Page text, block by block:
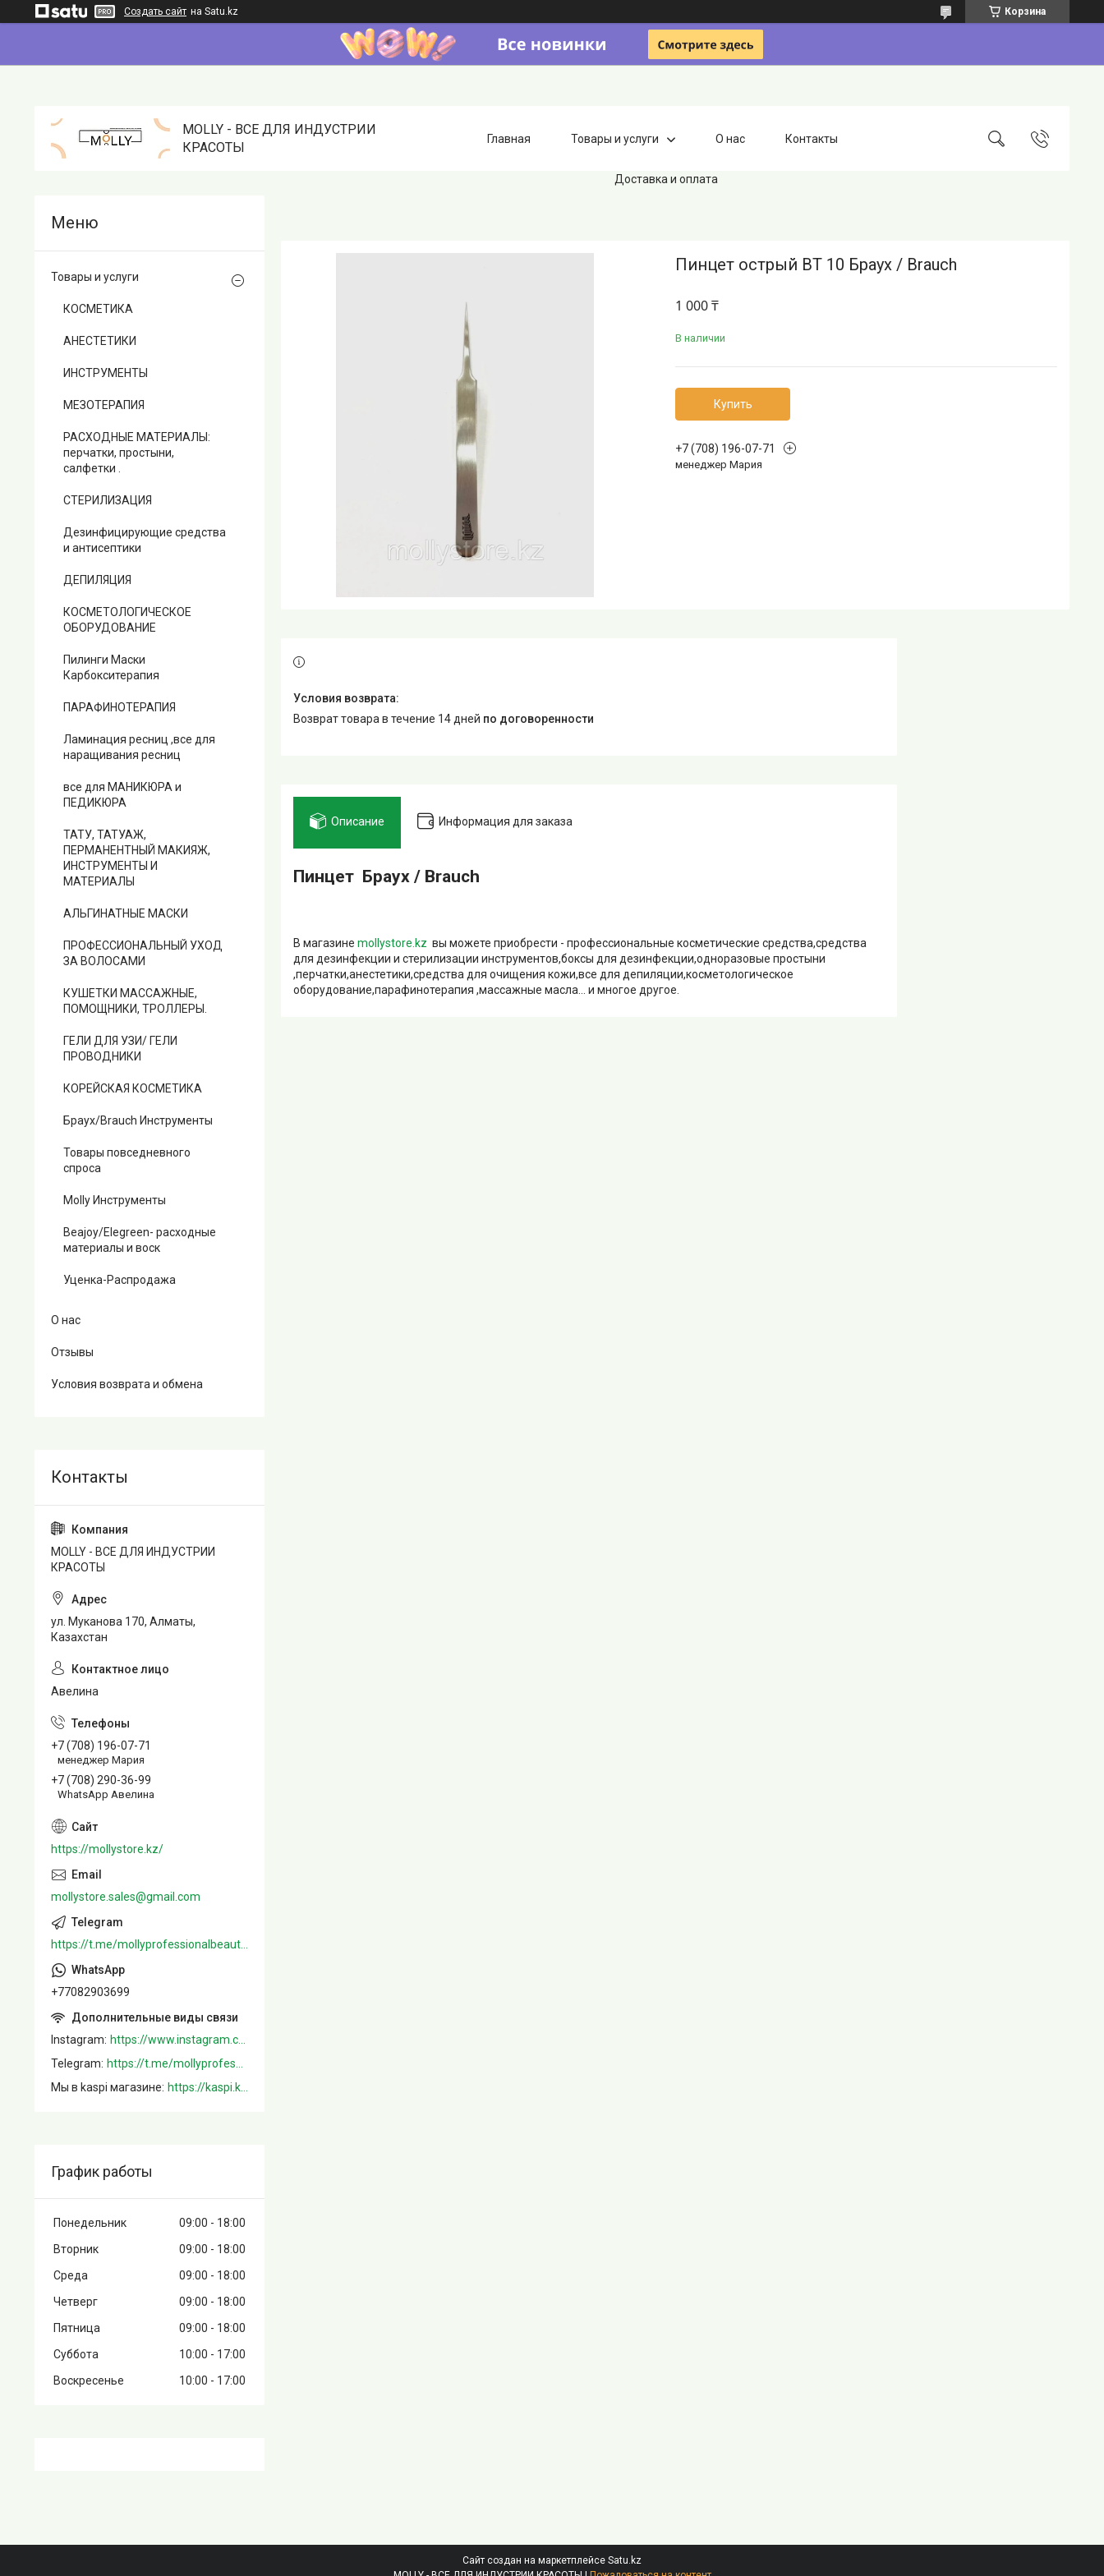
Создать сайт на Satu.kz Корзина
MOLLY - ВСЕ ДЛЯ ИНДУСТРИИ
КРАСОТЫ
Главная Товары и услуги О нас Контакты
Доставка и оплата
Пинцет острый BT 10 Браух / Brauch
1 000 ₸
В наличии
Купить
+7 (708) 196-07-71
менеджер Мария
возврат товара в течение 14 дней по договоренности
Описание Информация для заказа
Пинцет Браух / Brauch
В магазине mollystore.kz вы можете приобрести - профессиональные косметические средства,средства
для дезинфекции и стерилизации инструментов,боксы для дезинфекции,одноразовые простыни
,перчатки,анестетики,средства для очищения кожи,все для депиляции,косметологическое
оборудование,парафинотерапия ,массажные масла... и многое другое.
Товары и услуги
КОСМЕТИКА
АНЕСТЕТИКИ
ИНСТРУМЕНТЫ
МЕЗОТЕРАПИЯ
РАСХОДНЫЕ МАТЕРИАЛЫ:
перчатки, простыни,
салфетки .
СТЕРИЛИЗАЦИЯ
Дезинфицирующие средства
и антисептики
ДЕПИЛЯЦИЯ
КОСМЕТОЛОГИЧЕСКОЕ
ОБОРУДОВАНИЕ
Пилинги Маски
Карбокситерапия
ПАРАФИНОТЕРАПИЯ
Ламинация ресниц ,все для
наращивания ресниц
все для МАНИКЮРА и
ПЕДИКЮРА
ТАТУ, ТАТУАЖ,
ПЕРМАНЕНТНЫЙ МАКИЯЖ,
ИНСТРУМЕНТЫ И
МАТЕРИАЛЫ
АЛЬГИНАТНЫЕ МАСКИ
ПРОФЕССИОНАЛЬНЫЙ УХОД
ЗА ВОЛОСАМИ
КУШЕТКИ МАССАЖНЫЕ,
ПОМОЩНИКИ, ТРОЛЛЕРЫ.
ГЕЛИ ДЛЯ УЗИ/ ГЕЛИ
ПРОВОДНИКИ
КОРЕЙСКАЯ КОСМЕТИКА
Браух/Brauch Инструменты
Товары повседневного
спроса
Molly Инструменты
Beajoy/Elegreen- расходные
материалы и воск
Уценка-Распродажа
О нас
Отзывы
Условия возврата и обмена
MOLLY - ВСЕ ДЛЯ ИНДУСТРИИ
КРАСОТЫ
ул. Муканова 170, Алматы,
Казахстан
Авелина
+7 (708) 196-07-71
менеджер Мария
+7 (708) 290-36-99
WhatsApp Авелина
https://mollystore.kz/
mollystore.sales@gmail.com
+77082903699
Instagram
Telegram
Мы в kaspi магазине
График работы
Понедельник 09:00
18:00
Вторник
09:00
18:00
Среда
09:00
18:00
Четверг
09:00
18:00
Пятница
09:00
18:00
Суббота
10:00
17:00
Воскресенье
10:00 17:00
Сайт создан на маркетплейсе Satu.kz